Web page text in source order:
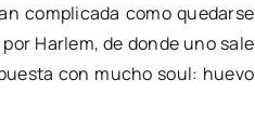
complicada como quedarse
Harlem, de donde uno sale
con mucho soul: huevo